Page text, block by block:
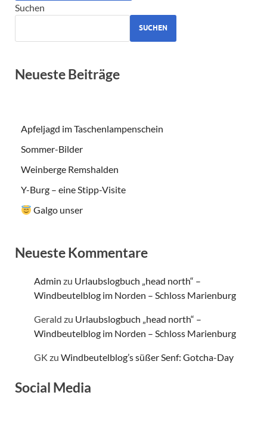
ALTERNATIVE:
Suchen
SUCHEN
Neueste Beiträge
Apfeljagd im Taschenlampenschein
Sommer-Bilder
Weinberge Remshalden
Y-Burg – eine Stipp-Visite
Galgo unser
Neueste Kommentare
Admin zu Urlaubslogbuch „head north“ –
Windbeutelblog im Norden – Schloss Marienburg
Gerald zu Urlaubslogbuch „head north“ –
Windbeutelblog im Norden – Schloss Marienburg
GK zu Windbeutelblog’s süßer Senf: Gotcha-Day
Social Media